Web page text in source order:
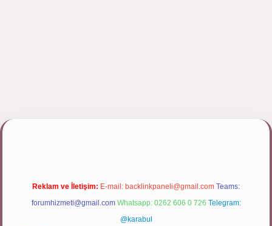
Reklam ve İletişim: E-mail: backlinkpaneli@gmail.com Teams:
forumhizmeti@gmail.com Whatsapp: 0262 606 0 726 Telegram:
@karabul